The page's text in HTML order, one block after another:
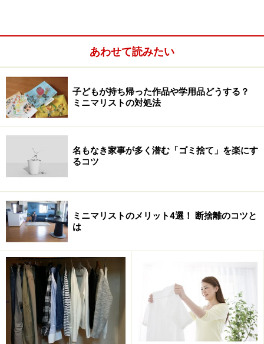
ＪＦＳＡは、1993年に活動を開始し、1995年に設立され
た老舗ＮＰＯ。一貫して、古着の回収によって、パキス
タンの貧困地域での学校運営をサポートしています。
「私たちが支援しているのは、パキスタンのカラチにあ
る私設学校“アルカイール・アカデミー
のは5歳から15歳までの子供たちが中心です」（ＪＦＳ
Ａ広報・桑山さん）。
アカデミーでは無償で授業が受けられます。また、無償
で教材や文具が提供され、必要な生徒には、給食が供与
されます。
あわせて読みたい
子どもが持ち帰った作品や学用品どうする？
ミニマリストの対処法
名もなき家事が多く潜む「ゴミ捨て」を楽にす
るコツ
ミニマリストのメリット4選！ 断捨離のコツと
は